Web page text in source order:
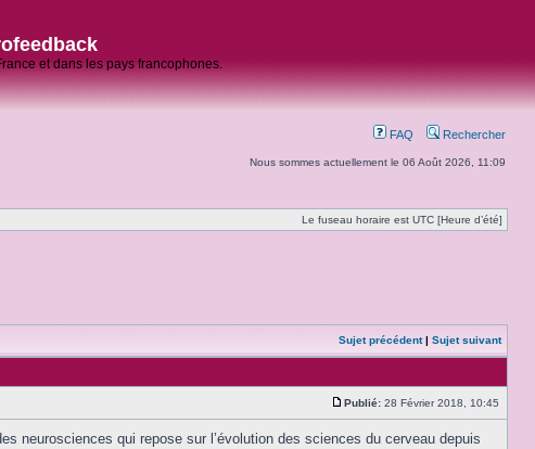
et dans les pays francophones.
FAQ Rechercher
Nous sommes actuellement le 06 Août 2026, 11:09
Le fuseau horaire est UTC [Heure d’été]
Sujet précédent| Sujet suivant
Publié: 28 Février 2018, 10:45
neurosciences qui repose sur l’évolution des sciences du cerveau depuis